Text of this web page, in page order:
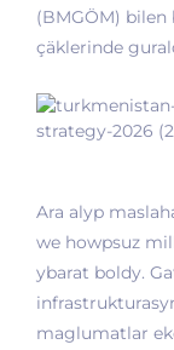
(BMGÖM)
çäklerinde
Ara alyp
we howpsuz
ybarat boldy.
maglumatlar